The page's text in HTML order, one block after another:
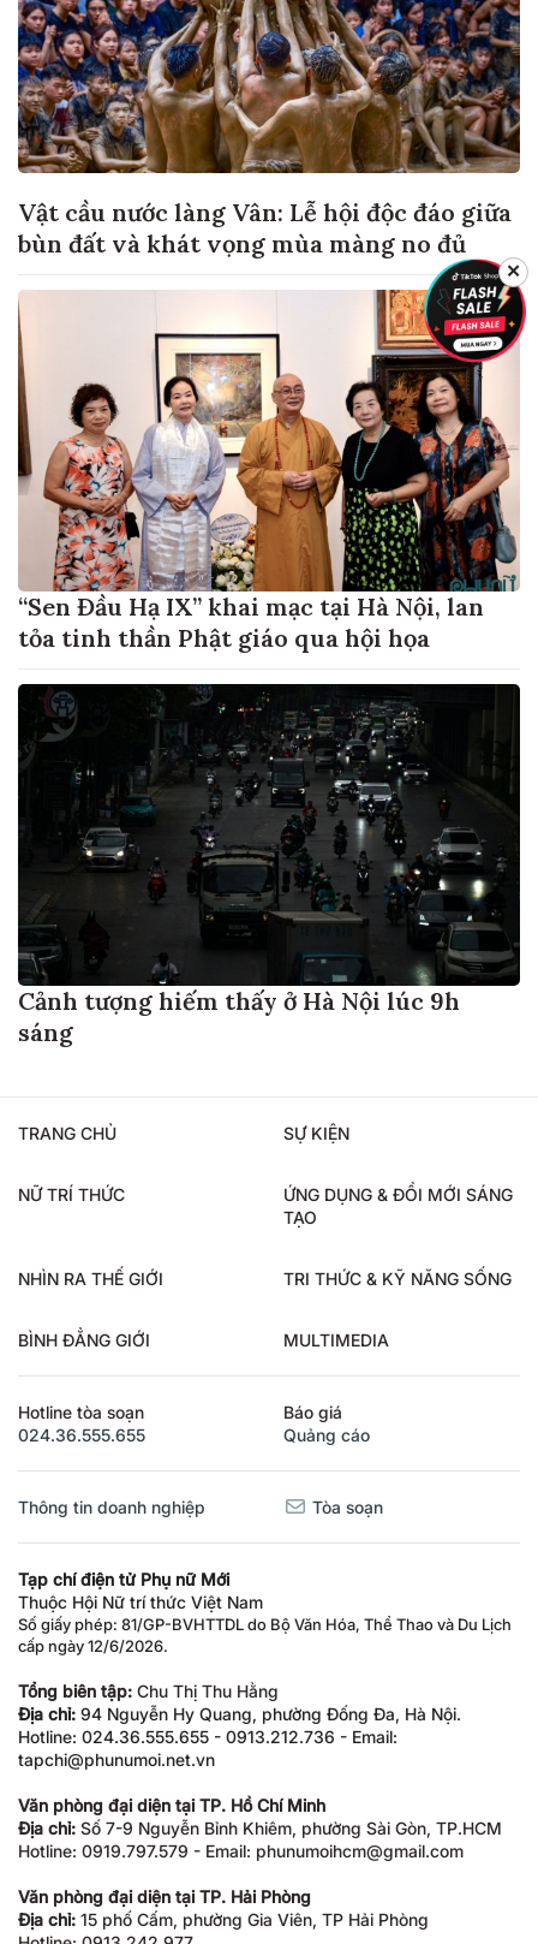
Vật cầu nước làng Vân: Lễ hội độc đáo giữa
bùn đất và khát vọng mùa màng no đủ
“Sen Đầu Hạ IX” khai mạc tại Hà Nội, lan
tỏa tinh thần Phật giáo qua hội họa
Cảnh tượng hiếm thấy ở Hà Nội lúc 9h
sáng
TRANG CHỦ SỰ KIỆN
NỮ TRÍ THỨC
ỨNG DỤNG & ĐỔI MỚI SÁNG
TẠO
NHÌN RA THẾ GIỚI TRI THỨC & KỸ NĂNG SỐNG
BÌNH ĐẲNG GIỚI MULTIMEDIA
Hotline tòa soạn
024.36.555.655
Báo giá
Quảng cáo
Thông tin doanh nghiệp Tòa soạn
Tạp chí điện tử Phụ nữ Mới
Thuộc Hội Nữ trí thức Việt Nam
Số giấy phép: 81/GP-BVHTTDL do Bộ Văn Hóa, Thể Thao và Du Lịch
cấp ngày 12/6/2026.
Tổng biên tập: Chu Thị Thu Hằng
Địa chỉ: 94 Nguyễn Hy Quang, phường Đống Đa, Hà Nội.
Hotline: 024.36.555.655 - 0913.212.736 - Email:
tapchi@phunumoi.net.vn
Văn phòng đại diện tại TP. Hồ Chí Minh
Địa chỉ: Số 7-9 Nguyễn Bỉnh Khiêm, phường Sài Gòn, TP.HCM
Hotline: 0919.797.579 - Email: phunumoihcm@gmail.com
Văn phòng đại diện tại TP. Hải Phòng
Địa chỉ: 15 phố Cấm, phường Gia Viên, TP Hải Phòng
✕